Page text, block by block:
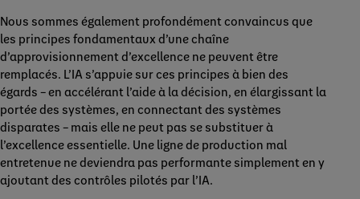
Nous sommes également profondément convaincus que
les principes fondamentaux d’une chaîne
d’approvisionnement d’excellence ne peuvent être
remplacés. L’IA s’appuie sur ces principes à bien des
égards – en accélérant l’aide à la décision, en élargissant la
portée des systèmes, en connectant des systèmes
disparates – mais elle ne peut pas se substituer à
l’excellence essentielle. Une ligne de production mal
entretenue ne deviendra pas performante simplement en y
ajoutant des contrôles pilotés par l’IA.